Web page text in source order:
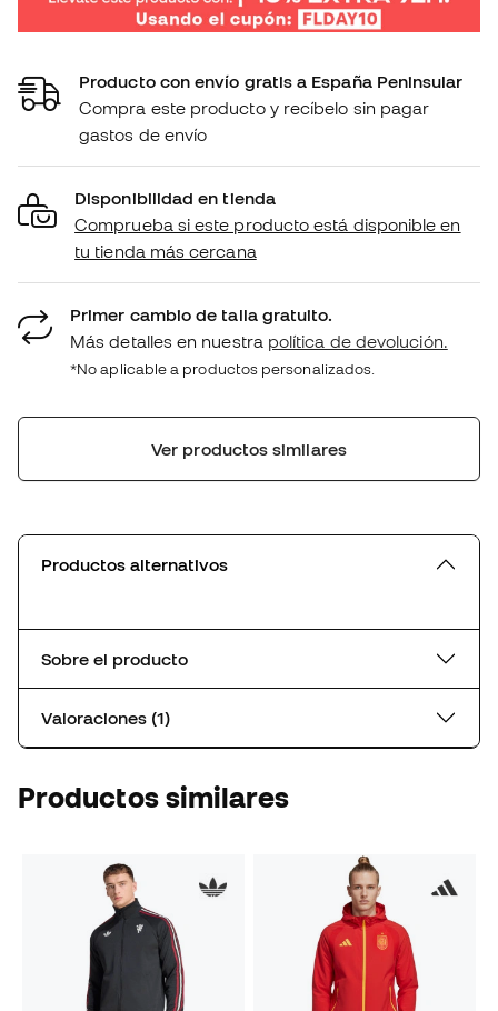
Producto con envío gratis a España Peninsular
Compra este producto y recíbelo sin pagar
gastos de envío
Disponibilidad en tienda
Comprueba si este producto está disponible en
tu tienda más cercana
Primer cambio de talla gratuito.
Más detalles en nuestra política de devolución.
*No aplicable a productos personalizados.
Ver productos similares
Productos alternativos
Sobre el producto
Valoraciones (1)
Productos similares